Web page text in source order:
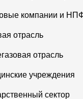
компании и
отрасль
отрасль
учреждения
сектор